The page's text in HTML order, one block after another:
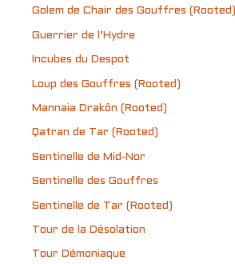
Golem de Chair des Gouffres (Rooted)
Guerrier de l’Hydre
Incubes du Despot
Loup des Gouffres (Rooted)
Mannaia Drakôn (Rooted)
Qatran de Tar (Rooted)
Sentinelle de Mid-Nor
Sentinelle des Gouffres
Sentinelle de Tar (Rooted)
Tour de la Désolation
Tour Démoniaque